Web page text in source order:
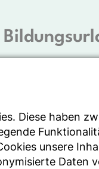
aus
über
für
nehmen Sie
Testierung nach
Diese haben
unsere
Daten